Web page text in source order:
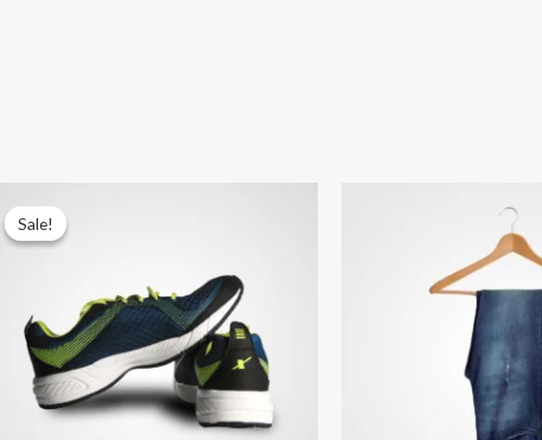
Sale!
Sale!